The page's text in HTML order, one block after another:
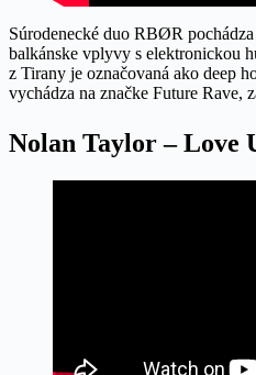
Súrodenecké duo RBØR
balkánske vplyvy s elektronickou
z Tirany je označovaná ako deep
vychádza na značke Future Rave,
Nolan Taylor – Love